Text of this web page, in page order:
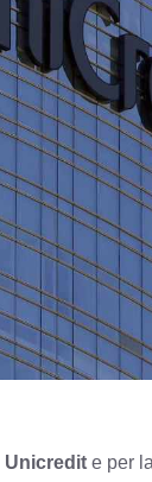
Unicredit e per